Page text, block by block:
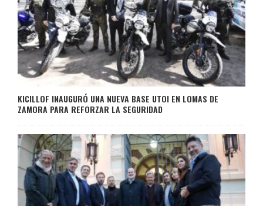
KICILLOF INAUGURÓ UNA NUEVA BASE UTOI EN LOMAS DE
ZAMORA PARA REFORZAR LA SEGURIDAD